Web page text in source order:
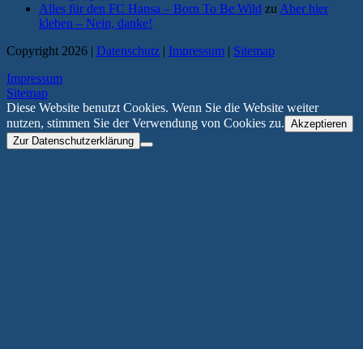
Alles für den FC Hansa – Born To Be Wild zu Aber hier
kleben – Nein, danke!
Copyright 2026 | Datenschutz | Impressum | Sitemap
Impressum
Sitemap
Diese Website benutzt Cookies. Wenn Sie die Website weiter
nutzen, stimmen Sie der Verwendung von Cookies zu. Akzeptieren
Zur Datenschutzerklärung